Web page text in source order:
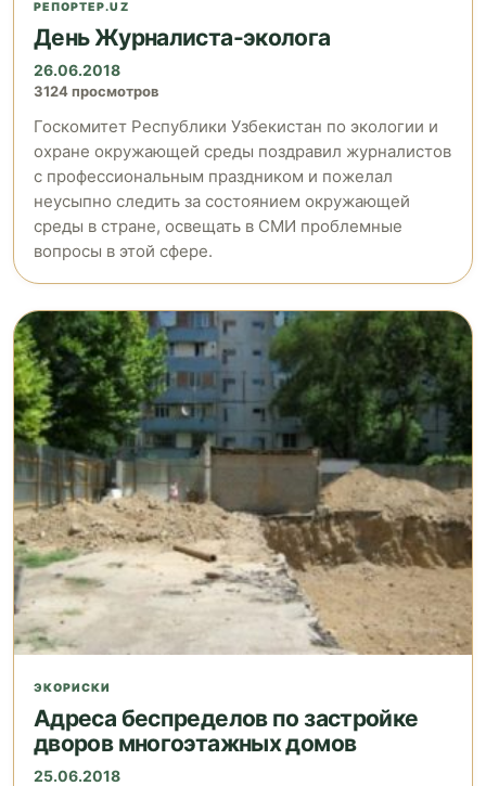
РЕПОРТЕР.UZ
День Журналиста-эколога
26.06.2018
3124 просмотров
Госкомитет Республики Узбекистан по экологии и
охране окружающей среды поздравил журналистов
с профессиональным праздником и пожелал
неусыпно следить за состоянием окружающей
среды в стране, освещать в СМИ проблемные
вопросы в этой сфере.
ЭКОРИСКИ
Адреса беспределов по застройке
дворов многоэтажных домов
25.06.2018